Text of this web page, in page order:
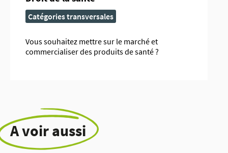
Catégories transversales
Vous souhaitez mettre sur le marché et
commercialiser des produits de santé ?
A voir aussi